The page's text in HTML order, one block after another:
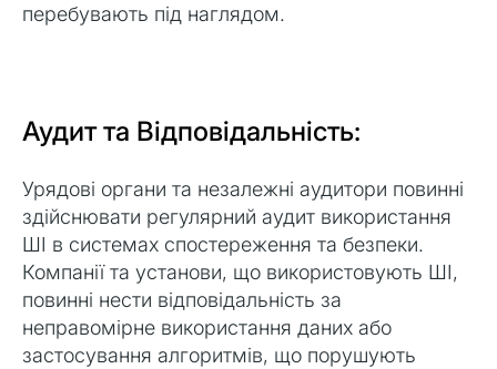
перебувають під наглядом.
Аудит та Відповідальність:
Урядові органи та незалежні аудитори повинні
здійснювати регулярний аудит використання
ШІ в системах спостереження та безпеки.
Компанії та установи, що використовують ШІ,
повинні нести відповідальність за
неправомірне використання даних або
застосування алгоритмів, що порушують